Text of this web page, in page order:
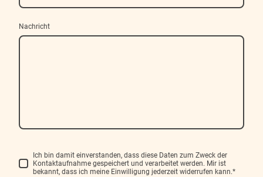
Nachricht
Ich bin damit einverstanden, dass diese Daten zum Zweck der
Kontaktaufnahme gespeichert und verarbeitet werden. Mir ist
bekannt, dass ich meine Einwilligung jederzeit widerrufen kann.*